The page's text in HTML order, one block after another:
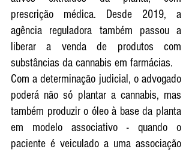
prescrição médica. Desde 2019, a
agência reguladora também passou a
liberar a venda de produtos com
substâncias da cannabis em farmácias.
Com a determinação judicial, o advogado
poderá não só plantar a cannabis, mas
também produzir o óleo à base da planta
em modelo associativo - quando o
paciente é veiculado a uma associação